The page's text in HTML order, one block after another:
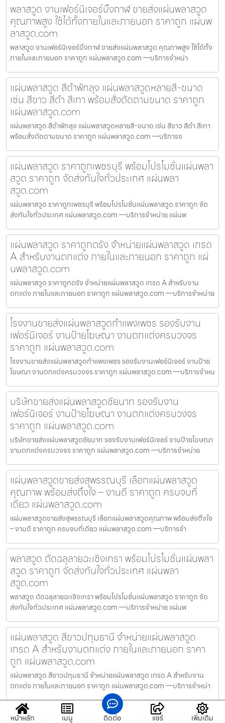
พลาสวูด งานเฟอร์นิเจอร์บึงกาฬ ขายส่งแผ่นพลาสวูด
คุณภาพสูง ใช้ได้ทั้งภายในและภายนอก ราคาถูก แผ่นพ
ลาสวูด.com
พลาสวูด งานเฟอร์นิเจอร์บึงกาฬ ขายส่งแผ่นพลาสวูด คุณภาพสูง ใช้ได้ทั้ง
ภายในและภายนอก ราคาถูก แผ่นพลาสวูด.com —บริการจำหน่า
แผ่นพลาสวูด สีดำพัทลุง แผ่นพลาสวูดหลายสี-ขนาด
เช่น สีขาว สีดำ สีเทา พร้อมสั่งตัดตามขนาด ราคาถูก
แผ่นพลาสวูด.com
แผ่นพลาสวูด สีดำพัทลุง แผ่นพลาสวูดหลายสี-ขนาด เช่น สีขาว สีดำ สีเทา
พร้อมสั่งตัดตามขนาด ราคาถูก แผ่นพลาสวูด.com —บริการจ
แผ่นพลาสวูด ราคาถูกเพชรบุรี พร้อมโปรโมชั่นแผ่นพลา
สวูด ราคาถูก จัดส่งทันใจทั่วประเทศ แผ่นพลา
สวูด.com
แผ่นพลาสวูด ราคาถูกเพชรบุรี พร้อมโปรโมชั่นแผ่นพลาสวูด ราคาถูก จัด
ส่งทันใจทั่วประเทศ แผ่นพลาสวูด.com —บริการจำหน่าย แผ่นพ
แผ่นพลาสวูด ราคาถูกตรัง จำหน่ายแผ่นพลาสวูด เกรด
A สำหรับงานตกแต่ง ภายในและภายนอก ราคาถูก แผ่
นพลาสวูด.com
แผ่นพลาสวูด ราคาถูกตรัง จำหน่ายแผ่นพลาสวูด เกรด A สำหรับงาน
ตกแต่ง ภายในและภายนอก ราคาถูก แผ่นพลาสวูด.com —บริการจำหน่าย
โรงงานขายส่งแผ่นพลาสวูดกำแพงเพชร รองรับงาน
เฟอร์นิเจอร์ งานป้ายโฆษณา งานตกแต่งครบวงจร
ราคาถูก แผ่นพลาสวูด.com
โรงงานขายส่งแผ่นพลาสวูดกำแพงเพชร รองรับงานเฟอร์นิเจอร์ งานป้าย
โฆษณา งานตกแต่งครบวงจร ราคาถูก แผ่นพลาสวูด.com —บริการจำหน
บริษัทขายส่งแผ่นพลาสวูดชัยนาท รองรับงาน
เฟอร์นิเจอร์ งานป้ายโฆษณา งานตกแต่งครบวงจร
ราคาถูก แผ่นพลาสวูด.com
บริษัทขายส่งแผ่นพลาสวูดชัยนาท รองรับงานเฟอร์นิเจอร์ งานป้ายโฆษณา
งานตกแต่งครบวงจร ราคาถูก แผ่นพลาสวูด.com —บริการจำหน่าย
แผ่นพลาสวูดขายส่งสุพรรณบุรี เลือกแผ่นพลาสวูด
คุณภาพ พร้อมส่งถึงใจ – งานดี ราคาถูก ครบจบที่
เดียว แผ่นพลาสวูด.com
แผ่นพลาสวูดขายส่งสุพรรณบุรี เลือกแผ่นพลาสวูดคุณภาพ พร้อมส่งถึงใจ
– งานดี ราคาถูก ครบจบที่เดียว แผ่นพลาสวูด.com —บริการจำ
พลาสวูด ตัดฉลุลายฉะเชิงเทรา พร้อมโปรโมชั่นแผ่นพลา
สวูด ราคาถูก จัดส่งทันใจทั่วประเทศ แผ่นพลา
สวูด.com
พลาสวูด ตัดฉลุลายฉะเชิงเทรา พร้อมโปรโมชั่นแผ่นพลาสวูด ราคาถูก จัด
ส่งทันใจทั่วประเทศ แผ่นพลาสวูด.com —บริการจำหน่าย แผ่นพ
แผ่นพลาสวูด สีขาวปทุมธานี จำหน่ายแผ่นพลาสวูด
เกรด A สำหรับงานตกแต่ง ภายในและภายนอก ราคา
ถูก แผ่นพลาสวูด.com
แผ่นพลาสวูด สีขาวปทุมธานี จำหน่ายแผ่นพลาสวูด เกรด A สำหรับงาน
ตกแต่ง ภายในและภายนอก ราคาถูก แผ่นพลาสวูด.com —บริการจำหน่า
แผ่นพลาสวูด งานภายในภูเก็ต แผ่นพลาสวูดหลายสี-
หน้าหลัก เมนู ติดต่อ แชร์ เพิ่มเติม